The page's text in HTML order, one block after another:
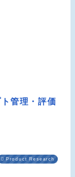
管理・評価
Product Research